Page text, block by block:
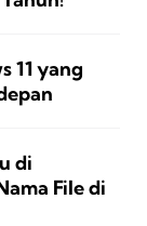
11 yang
di
File di